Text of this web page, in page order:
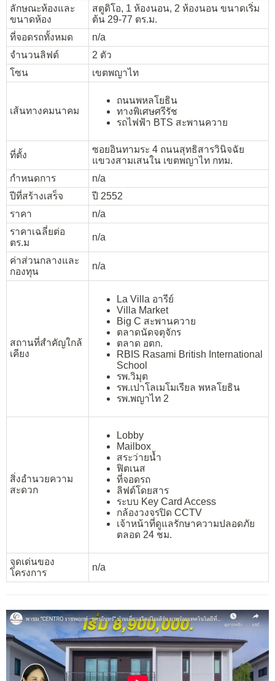
ลักษณะห้องและ
ขนาดห้อง
สตูดิโอ, 1 ห้องนอน, 2 ห้องนอน ขนาดเริ่ม
ต้น 29-77 ตร.ม.
ที่จอดรถทั้งหมด
n/a
จำนวนลิฟต์
2 ตัว
โซน
เขตพญาไท
เส้นทางคมนาคม
ถนนพหลโยธิน
ทางพิเศษศรีรัช
รถไฟฟ้า BTS สะพานควาย
ที่ตั้ง
ซอยอินทามระ 4 ถนนสุทธิสารวินิจฉัย
แขวงสามเสนใน เขตพญาไท กทม.
กำหนดการ
n/a
ปีที่สร้างเสร็จ
ปี 2552
ราคา
n/a
ราคาเฉลี่ยต่อ
ตร.ม
n/a
ค่าส่วนกลางและ
กองทุน
n/a
สถานที่สำคัญใกล้
เคียง
La Villa อารีย์
Villa Market
Big C สะพานควาย
ตลาดนัดจตุจักร
ตลาด อตก.
RBIS Rasami British International
School
รพ.วิมุต
รพ.เปาโลเมโมเรียล พหลโยธิน
รพ.พญาไท 2
สิ่งอำนวยความ
สะดวก
Lobby
Mailbox
สระว่ายน้ำ
ฟิตเนส
ที่จอดรถ
ลิฟต์โดยสาร
ระบบ Key Card Access
กล้องวงจรปิด CCTV
เจ้าหน้าที่ดูแลรักษาความปลอดภัย
ตลอด 24 ชม.
จุดเด่นของ
โครงการ
n/a